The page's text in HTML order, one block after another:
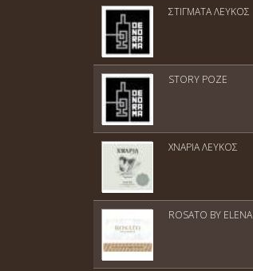
ΣΤΙΓΜΑΤΑ ΛΕΥΚΟΣ
STORY ΡΟΖΕ
ΧΝΑΡΙΑ ΛΕΥΚΟΣ
ROSATO BY ELENA